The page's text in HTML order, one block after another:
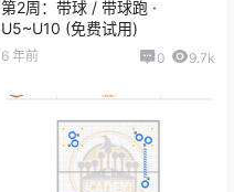
第2周：带球 / 带球跑 ·
U5~U10 (免费试用)
6 年前 0 9.7k